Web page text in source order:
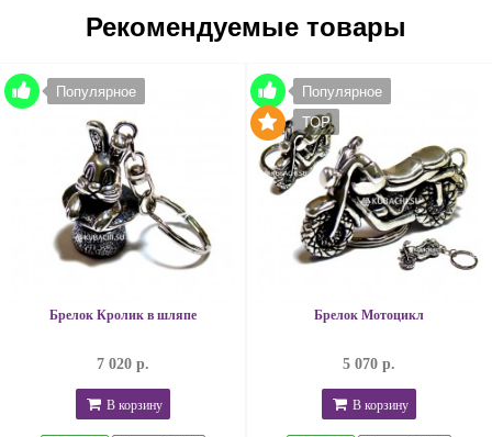
Рекомендуемые товары
Популярное
Брелок Кролик в шляпе
7 020 р.
В корзину
Популярное
TOP
Брелок Мотоцикл
5 070 р.
В корзину